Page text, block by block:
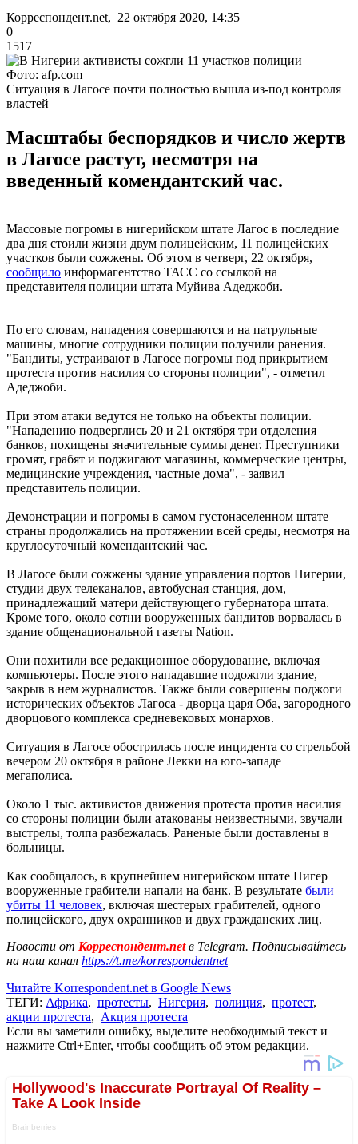
Корреспондент.net, 22 октября 2020, 14:35
0
1517
Фото: afp.com
Ситуация в Лагосе почти полностью вышла из-под контроля
властей
Масштабы беспорядков и число жертв
в Лагосе растут, несмотря на
введенный комендантский час.
Массовые погромы в нигерийском штате Лагос в последние
два дня стоили жизни двум полицейским, 11 полицейских
участков были сожжены. Об этом в четверг, 22 октября,
сообщило информагентство ТАСС со ссылкой на
представителя полиции штата Муйива Адеджоби.
По его словам, нападения совершаются и на патрульные
машины, многие сотрудники полиции получили ранения.
"Бандиты, устраивают в Лагосе погромы под прикрытием
протеста против насилия со стороны полиции", - отметил
Адеджоби.
При этом атаки ведутся не только на объекты полиции.
"Нападению подверглись 20 и 21 октября три отделения
банков, похищены значительные суммы денег. Преступники
громят, грабят и поджигают магазины, коммерческие центры,
медицинские учреждения, частные дома", - заявил
представитель полиции.
Демонстрации и погромы в самом густонаселенном штате
страны продолжались на протяжении всей среды, несмотря на
круглосуточный комендантский час.
В Лагосе были сожжены здание управления портов Нигерии,
студии двух телеканалов, автобусная станция, дом,
принадлежащий матери действующего губернатора штата.
Кроме того, около сотни вооруженных бандитов ворвалась в
здание общенациональной газеты Nation.
Они похитили все редакционное оборудование, включая
компьютеры. После этого нападавшие подожгли здание,
закрыв в нем журналистов. Также были совершены поджоги
исторических объектов Лагоса - дворца царя Оба, загородного
дворцового комплекса средневековых монархов.
Ситуация в Лагосе обострилась после инцидента со стрельбой
вечером 20 октября в районе Лекки на юго-западе
мегаполиса.
Около 1 тыс. активистов движения протеста против насилия
со стороны полиции были атакованы неизвестными, звучали
выстрелы, толпа разбежалась. Раненые были доставлены в
больницы.
Как сообщалось, в крупнейшем нигерийском штате Нигер
вооруженные грабители напали на банк. В результате были
убиты 11 человек, включая шестерых грабителей, одного
полицейского, двух охранников и двух гражданских лиц.
Новости от Корреспондент.netв Telegram. Подписывайтесь
на наш канал https://t.me/korrespondentnet
Читайте Korrespondent.net в Google News
ТЕГИ: Африка, протесты, Нигерия, полиция, протест,
акции протеста, Акция протеста
Если вы заметили ошибку, выделите необходимый текст и
нажмите Ctrl+Enter, чтобы сообщить об этом редакции.